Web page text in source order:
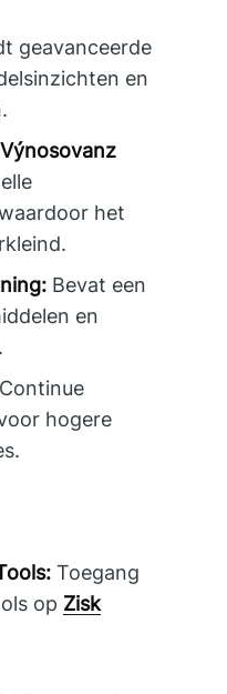
geavanceerde
en
het
Bevat een
en
Continue
hogere
Toegang
op Zisk